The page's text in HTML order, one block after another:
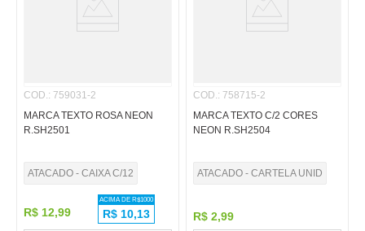
COD.: 759031-2
MARCA TEXTO ROSA NEON
R.SH2501
ATACADO - CAIXA C/12
R$ 12,99
ACIMA DE R$1000
R$ 10,13
COD.: 758715-2
MARCA TEXTO C/2 CORES
NEON R.SH2504
ATACADO - CARTELA UNID
R$ 2,99